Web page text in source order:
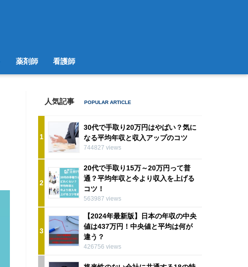
薬剤師 看護師
人気記事
1
30代で手取り20万円はやばい？気に
なる平均年収と収入アップのコツ
744827 views
2
20代で手取り15万～20万円って普
通？平均年収と今より収入を上げる
コツ！
563987 views
3
【2024年最新版】日本の年収の中央
値は437万円！中央値と平均は何が
違う？
426756 views